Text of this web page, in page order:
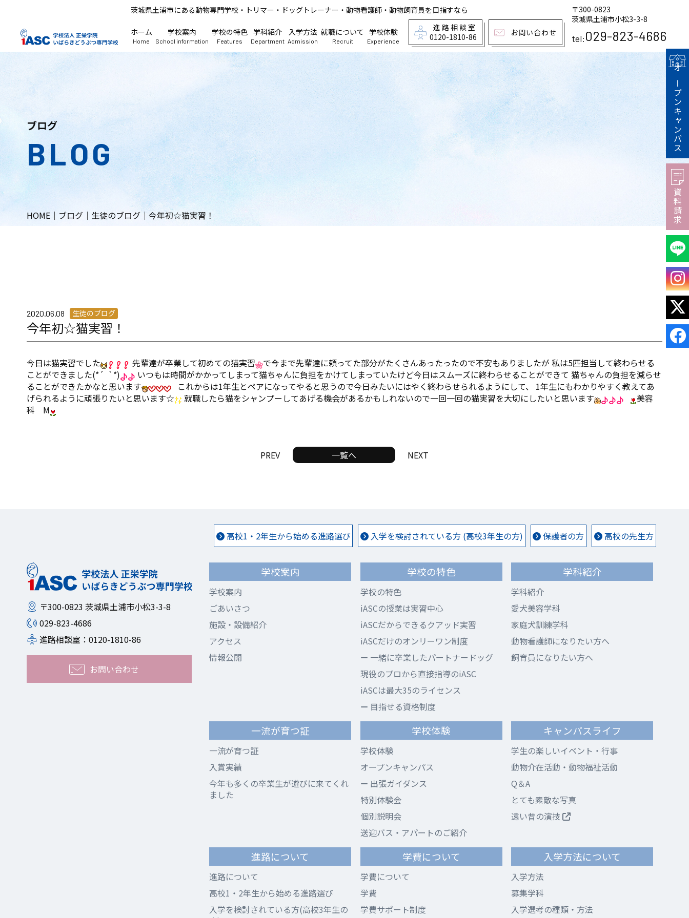
茨城県土浦市にある動物専門学校・トリマー・ドッグトレーナー・動物看護師・動物飼育員を目指すなら
ホーム
Home
学校案内
School information
学校の特色
Features
学科紹介
Department
入学方法
Admission
就職について
Recruit
学校体験
Experience
進路相談室
0120-1810-86
お問い合わせ
〒300-0823
茨城県土浦市小松3-3-8
tel:029-823-4686
ブログ
BLOG
HOME ｜ ブログ ｜ 生徒のブログ ｜今年初☆猫実習！
2020.06.08 生徒のブログ
今年初☆猫実習！
今日は猫実習でした 先輩達が卒業して初めての猫実習
で今まで先輩達に頼ってた部分がたくさんあったったので不安もありましたが 私は5匹担当して終わらせる
ことができました(*´ `*)
いつもは時間がかかってしまって猫ちゃんに負担をかけてしまっていたけど今日はスムーズに終わらせることができて 猫ちゃんの負担を減らせ
ることができたかなと思います
これからは1年生とペアになってやると思うので今日みたいにはやく終わらせられるようにして、 1年生にもわかりやすく教えてあ
げられるように頑張りたいと思います☆
就職したら猫をシャンプーしてあげる機会があるかもしれないので一回一回の猫実習を大切にしたいと思います
美容
科 M
PREV 一覧へ NEXT
オープンキャンパス
資料請求
〒300-0823 茨城県土浦市小松3-3-8
029-823-4686
進路相談室：0120-1810-86
お問い合わせ
高校1・2年生から始める進路選び 入学を検討されている方 (高校3年生の方) 保護者の方 高校の先生方
学校案内
学校案内
ごあいさつ
施設・設備紹介
アクセス
情報公開
学校の特色
学校の特色
iASCの授業は実習中心
iASCだからできるクアッド実習
iASCだけのオンリーワン制度
一緒に卒業したパートナードッグ
現役のプロから直接指導のiASC
iASCは最大35のライセンス
目指せる資格制度
学科紹介
学科紹介
愛犬美容学科
家庭犬訓練学科
動物看護師になりたい方へ
飼育員になりたい方へ
一流が育つ証
一流が育つ証
入賞実績
今年も多くの卒業生が遊びに来てくれ
ました
学校体験
学校体験
オープンキャンパス
出張ガイダンス
特別体験会
個別説明会
送迎バス・アパートのご紹介
キャンパスライフ
学生の楽しいイベント・行事
動物介在活動・動物福祉活動
Q＆A
とても素敵な写真
遠い昔の演技
進路について
進路について
高校1・2年生から始める進路選び
入学を検討されている方(高校3年生の
学費について
学費について
学費
学費サポート制度
入学方法について
入学方法
募集学科
入学選考の種類・方法